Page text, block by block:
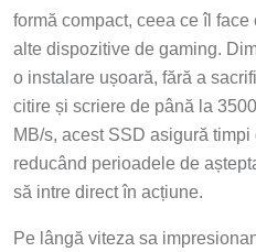
formă compact, ceea ce îl
alte dispozitive de gaming.
o instalare ușoară, fără a
citire și scriere de până la
MB/s, acest SSD asigură
reducând perioadele de
să intre direct în acțiune.
Pe lângă viteza sa